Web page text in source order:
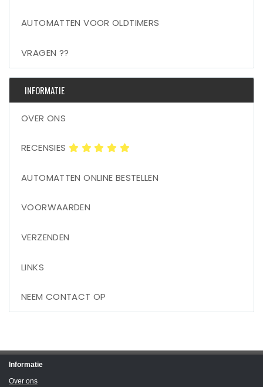
AUTOMATTEN VOOR OLDTIMERS
VRAGEN ??
INFORMATIE
OVER ONS
RECENSIES
AUTOMATTEN ONLINE BESTELLEN
VOORWAARDEN
VERZENDEN
LINKS
NEEM CONTACT OP
Informatie
Over ons